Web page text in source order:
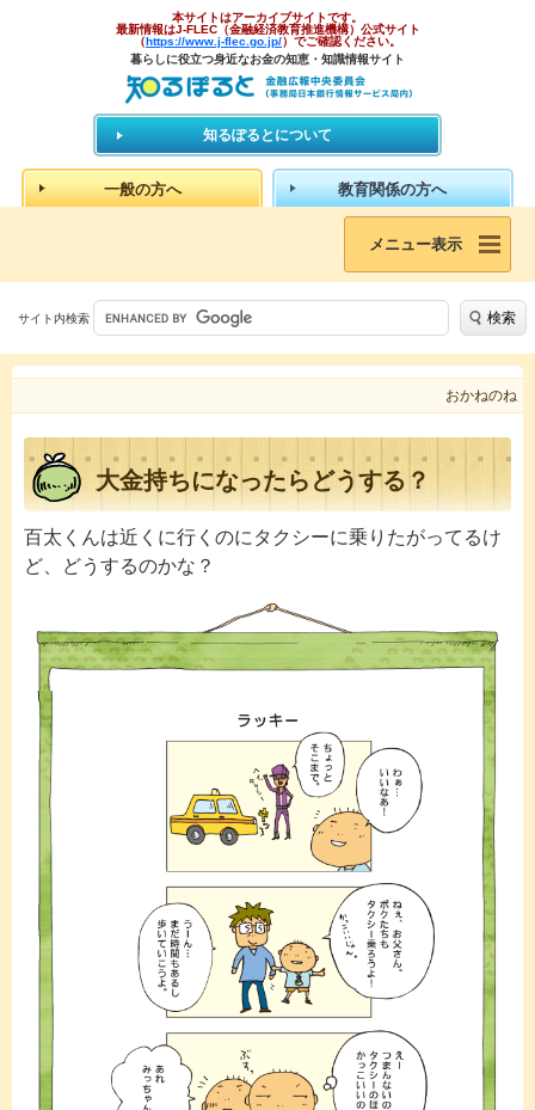
本サイトはアーカイブサイトです。
最新情報はJ-FLEC（金融経済教育推進機構）公式サイト
（https://www.j-flec.go.jp/）でご確認ください。
暮らしに役立つ身近なお金の知恵・知識情報サイト
知るぽるとについて
一般の方へ 教育関係の方へ
メニュー表示
サイト内検索 検索
おかねのね
大金持ちになったらどうする？
百太くんは近くに行くのにタクシーに乗りたがってるけ
ど、どうするのかな？